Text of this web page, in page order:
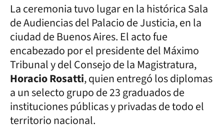
La ceremonia tuvo lugar en la histórica Sala
de Audiencias del Palacio de Justicia, en la
ciudad de Buenos Aires. El acto fue
encabezado por el presidente del Máximo
Tribunal y del Consejo de la Magistratura,
Horacio Rosatti, quien entregó los diplomas
a un selecto grupo de 23 graduados de
instituciones públicas y privadas de todo el
territorio nacional.